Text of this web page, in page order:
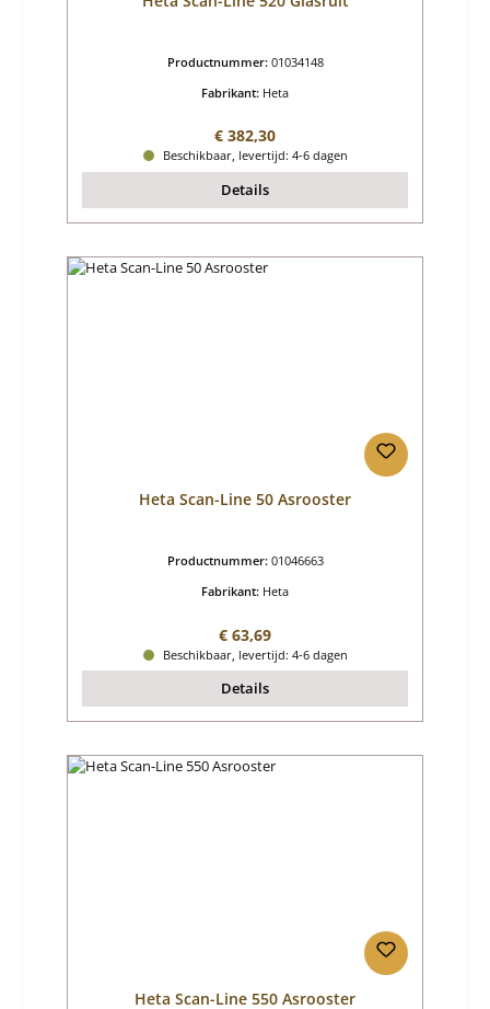
Productnummer: 01034148
Fabrikant: Heta
Normale prijs:
€ 382,30
Beschikbaar, levertijd: 4-6 dagen
Details
Heta Scan-Line 50 Asrooster
Productnummer: 01046663
Fabrikant: Heta
Normale prijs:
€ 63,69
Beschikbaar, levertijd: 4-6 dagen
Details
Heta Scan-Line 550 Asrooster